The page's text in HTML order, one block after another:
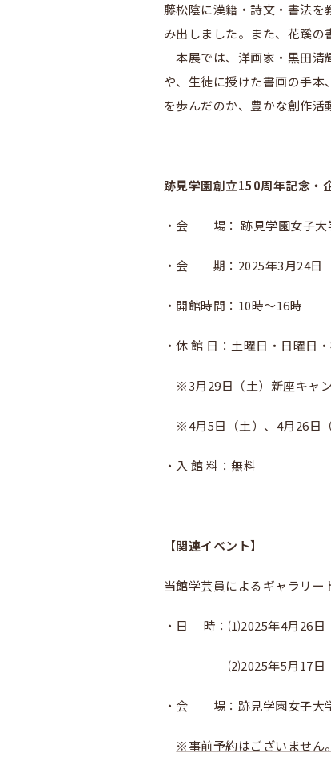
藤松陰に漢籍・詩文・書法
み出しました。また、花蹊
本展では、洋画家・黒田清
や、生徒に授けた書画の手
を歩んだのか、豊かな創作活
跡見学園創立150周年記念
・会 場： 跡見学園女子大
・会 期：2025年3月24日（
・開館時間：10時～16時
・休 館 日：土曜日・日曜日
※3月29日（土）新座キャ
※4月5日（土）、4月26日
・入 館 料：無料
【関連イベント】
当館学芸員によるギャラリー
・日 時：⑴2025年4月26日
⑵2025年5月17日
・会 場：跡見学園女子大
※事前予約はございません